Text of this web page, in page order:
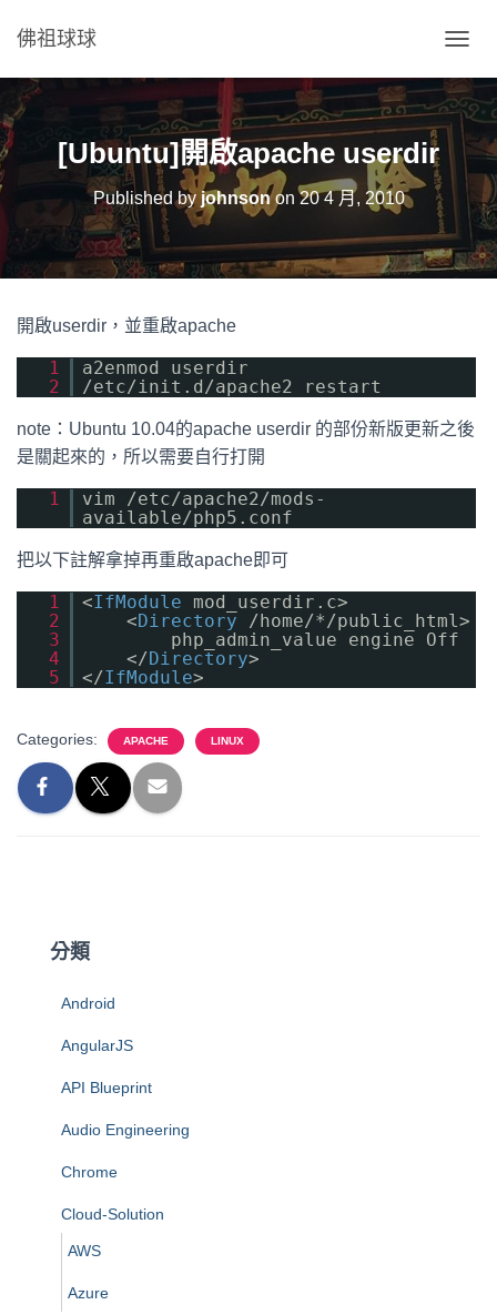
佛祖球球
O
G
G
E
I
G
[Ubuntu]開啟apache userdir
Published by johnsonon20 4 月, 2010
開啟userdir，並重啟apache
1
a2enmod userdir
2
/etc/init.d/apache2 restart
note：Ubuntu 10.04的apache userdir 的部份新版更新之後
是關起來的，所以需要自行打開
1
vim /etc/apache2/mods-
available/php5.conf
把以下註解拿掉再重啟apache即可
1 <IfModule
mod_userdir.c>
2
<Directory
/home/*/public_html>
3
php_admin_value engine Off
4
</Directory>
5
</IfModule>
Categories: APACHE LINUX
分類
Android
AngularJS
API Blueprint
Audio Engineering
Chrome
Cloud-Solution
AWS
Azure